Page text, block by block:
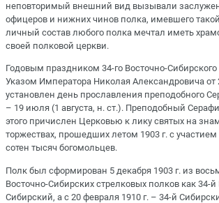
неповторимый внешний вид вызывали
офицеров и нижних чинов полка, имевшего
личный состав любого полка мечтал иметь
своей полковой церкви.
Годовым праздником 34-го Восточно-Сибирского
Указом Императора Николая Александровича от
установлен день прославления преподобного
– 19 июля (1 августа, н. ст.). Преподобный
этого причислен Церковью к лику святых на
торжествах, прошедших летом 1903 г. с
сотен тысяч богомольцев.
Полк был сформирован 5 декабря 1903 г. из
Восточно-Сибирских стрелковых полков как 34-й
Сибирский, а с 20 февраля 1910 г. – 34-й